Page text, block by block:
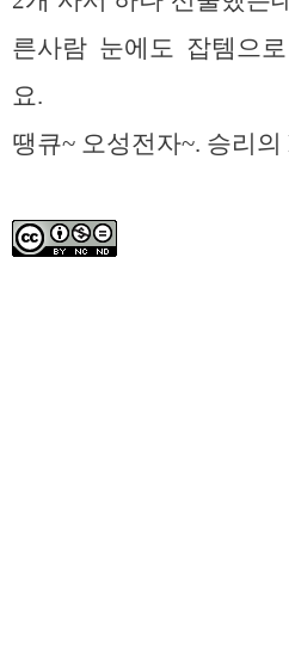
른사람 눈에도 잡템으
요.
땡큐~ 오성전자~. 승리의